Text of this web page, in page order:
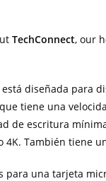
TechConnect, our
diseñada para
tiene una
de escritura
También tiene
para una tarjeta